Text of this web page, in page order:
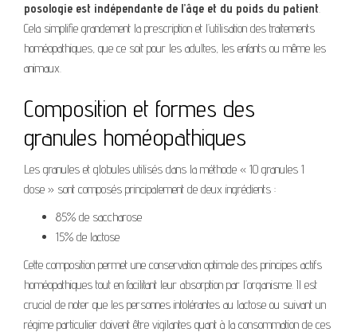
posologie est indépendante de l’âge et du poids du patient.
Cela simplifie grandement la prescription et l’utilisation des traitements
homéopathiques, que ce soit pour les adultes, les enfants ou même les
animaux.
Composition et formes des
granules homéopathiques
Les granules et globules utilisés dans la méthode « 10 granules 1
dose » sont composés principalement de deux ingrédients :
85% de saccharose
15% de lactose
Cette composition permet une conservation optimale des principes actifs
homéopathiques tout en facilitant leur absorption par l’organisme. Il est
crucial de noter que les personnes intolérantes au lactose ou suivant un
régime particulier doivent être vigilantes quant à la consommation de ces